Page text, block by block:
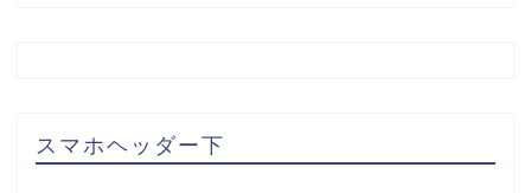
スマホヘッダー下